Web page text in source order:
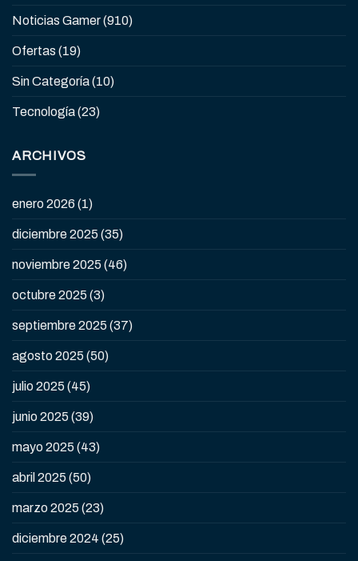
Noticias Gamer(910)
Ofertas (19)
Sin Categoría(10)
Tecnología(23)
ARCHIVOS
enero 2026 (1)
diciembre 2025 (35)
noviembre 2025 (46)
octubre 2025 (3)
septiembre 2025 (37)
agosto 2025 (50)
julio 2025 (45)
junio 2025 (39)
mayo 2025 (43)
abril 2025 (50)
marzo 2025 (23)
diciembre 2024 (25)